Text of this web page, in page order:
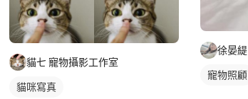
貓七 寵物攝影工作室
貓咪寫真
徐晏緹
寵物照顧